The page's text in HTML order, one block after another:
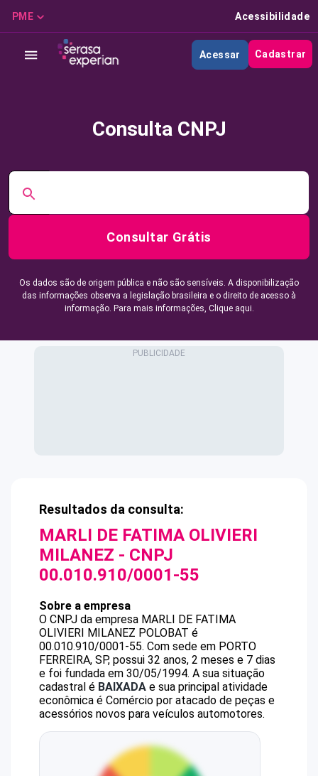
PME Acessibilidade
Acessar Cadastrar
Consulta CNPJ
Consultar Grátis
Os dados são de origem pública e não são sensíveis. A disponibilização
das informações observa a legislação brasileira e o direito de acesso à
informação. Para mais informações, Clique aqui.
Resultados da consulta:
MARLI DE FATIMA OLIVIERI
MILANEZ - CNPJ
00.010.910/0001-55
Sobre a empresa
O CNPJ da empresa MARLI DE FATIMA
OLIVIERI MILANEZ POLOBAT é
00.010.910/0001-55. Com sede em PORTO
FERREIRA, SP, possui 32 anos, 2 meses e 7 dias
e foi fundada em 30/05/1994. A sua situação
cadastral é BAIXADA e sua principal atividade
econômica é Comércio por atacado de peças e
acessórios novos para veículos automotores.